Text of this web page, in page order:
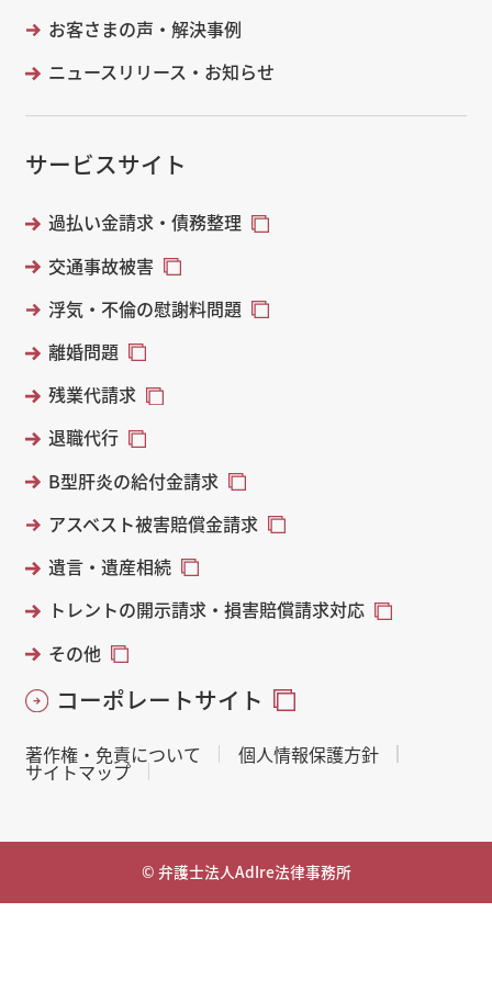
お客さまの声・解決事例
ニュースリリース・お知らせ
サービスサイト
過払い金請求・債務整理
交通事故被害
浮気・不倫の慰謝料問題
離婚問題
残業代請求
退職代行
B型肝炎の給付金請求
アスベスト被害賠償金請求
遺言・遺産相続
トレントの開示請求・損害賠償請求対応
その他
コーポレートサイト
著作権・免責について 個人情報保護方針
サイトマップ
© 弁護士法人AdIre法律事務所